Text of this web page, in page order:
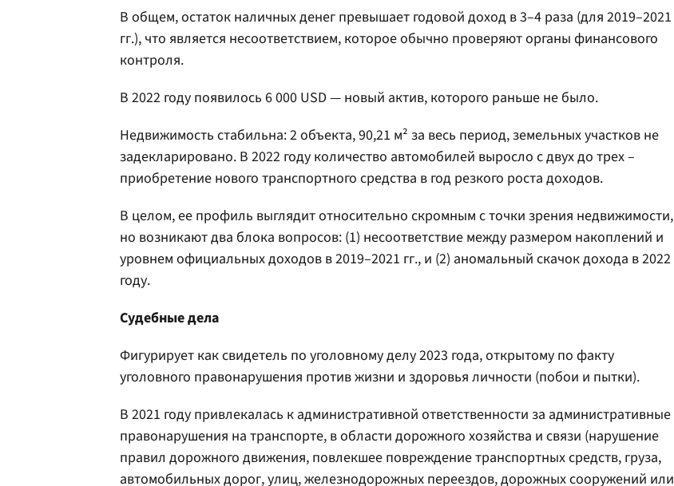
В общем, остаток наличных денег превышает годовой доход в 3–4 раза (для 2019–2021
гг.), что является несоответствием, которое обычно проверяют органы финансового
контроля.
В 2022 году появилось 6 000 USD — новый актив, которого раньше не было.
Недвижимость стабильна: 2 объекта, 90,21 м² за весь период, земельных участков не
задекларировано. В 2022 году количество автомобилей выросло с двух до трех –
приобретение нового транспортного средства в год резкого роста доходов.
В целом, ее профиль выглядит относительно скромным с точки зрения недвижимости,
но возникают два блока вопросов: (1) несоответствие между размером накоплений и
уровнем официальных доходов в 2019–2021 гг., и (2) аномальный скачок дохода в 2022
году.
Судебные дела
Фигурирует как свидетель по уголовному делу 2023 года, открытому по факту
уголовного правонарушения против жизни и здоровья личности (побои и пытки).
В 2021 году привлекалась к административной ответственности за административные
правонарушения на транспорте, в области дорожного хозяйства и связи (нарушение
правил дорожного движения, повлекшее повреждение транспортных средств, груза,
автомобильных дорог, улиц, железнодорожных переездов, дорожных сооружений или